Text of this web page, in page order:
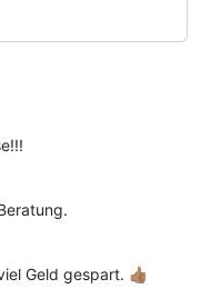
Geld gespart. 👍🏽